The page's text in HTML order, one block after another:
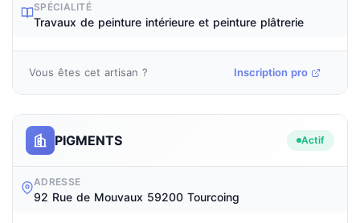
SPÉCIALITÉ
Travaux de peinture intérieure et peinture plâtrerie
Vous êtes cet artisan ? Inscription pro
PIGMENTS Actif
ADRESSE
92 Rue de Mouvaux 59200 Tourcoing